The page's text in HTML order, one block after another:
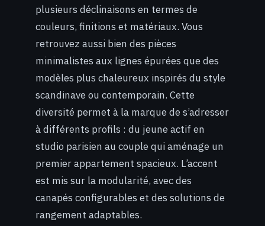
plusieurs déclinaisons en termes de
couleurs, finitions et matériaux. Vous
retrouvez aussi bien des pièces
minimalistes aux lignes épurées que des
modèles plus chaleureux inspirés du style
scandinave ou contemporain. Cette
diversité permet à la marque de s’adresser
à différents profils : du jeune actif en
studio parisien au couple qui aménage un
premier appartement spacieux. L’accent
est mis sur la modularité, avec des
canapés configurables et des solutions de
rangement adaptables.